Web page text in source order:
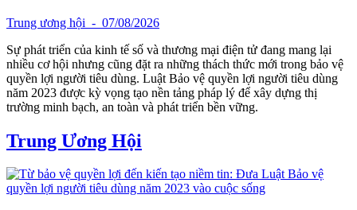
Trung ương hội - 07/08/2026
Sự phát triển của kinh tế số và thương mại điện tử đang mang lại
nhiều cơ hội nhưng cũng đặt ra những thách thức mới trong bảo vệ
quyền lợi người tiêu dùng. Luật Bảo vệ quyền lợi người tiêu dùng
năm 2023 được kỳ vọng tạo nền tảng pháp lý để xây dựng thị
trường minh bạch, an toàn và phát triển bền vững.
Trung Ương Hội